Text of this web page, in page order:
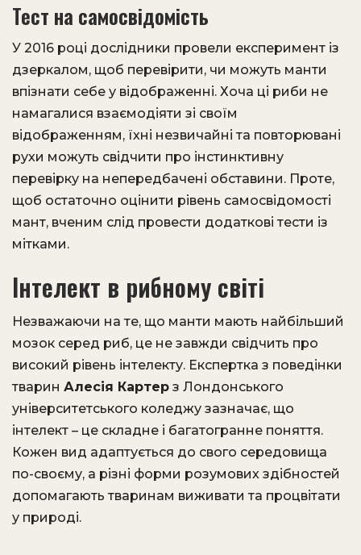
Тест на самосвідомість
У 2016 році дослідники провели експеримент із
дзеркалом, щоб перевірити, чи можуть манти
впізнати себе у відображенні. Хоча ці риби не
намагалися взаємодіяти зі своїм
відображенням, їхні незвичайні та повторювані
рухи можуть свідчити про інстинктивну
перевірку на непередбачені обставини. Проте,
щоб остаточно оцінити рівень самосвідомості
мант, вченим слід провести додаткові тести із
мітками.
Інтелект в рибному світі
Незважаючи на те, що манти мають найбільший
мозок серед риб, це не завжди свідчить про
високий рівень інтелекту. Експертка з поведінки
тварин Алесія Картер з Лондонського
університетського коледжу зазначає, що
інтелект – це складне і багатогранне поняття.
Кожен вид адаптується до свого середовища
по-своєму, а різні форми розумових здібностей
допомагають тваринам виживати та процвітати
у природі.